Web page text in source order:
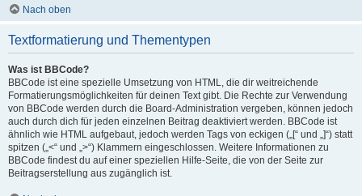
Nach oben
Textformatierung und Thementypen
Was ist BBCode?
BBCode ist eine spezielle Umsetzung von HTML, die dir weitreichende
Formatierungsmöglichkeiten für deinen Text gibt. Die Rechte zur Verwendung
von BBCode werden durch die Board-Administration vergeben, können jedoch
auch durch dich für jeden einzelnen Beitrag deaktiviert werden. BBCode ist
ähnlich wie HTML aufgebaut, jedoch werden Tags von eckigen („[“ und „]“) statt
spitzen („<“ und „>“) Klammern eingeschlossen. Weitere Informationen zu
BBCode findest du auf einer speziellen Hilfe-Seite, die von der Seite zur
Beitragserstellung aus zugänglich ist.